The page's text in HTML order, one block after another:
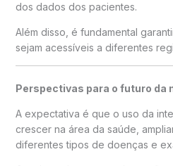
dos dados dos pacientes.
Além disso, é fundamental
sejam acessíveis a diferentes
Perspectivas para o futuro da
A expectativa é que o uso da
crescer na área da saúde,
diferentes tipos de doenças e